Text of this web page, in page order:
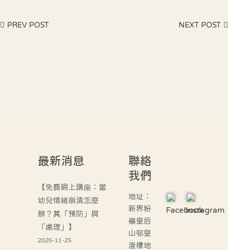
PREV POST NEXT POST
最新消息
【免費網上講座：當
幼兒情緒崩潰怎麼
辦？其「預防」與
「處理」】
2025-11-25
聯絡
我們
地址：
新界粉
嶺皇后
山邨皇
澄樓地
FacebookInstagram